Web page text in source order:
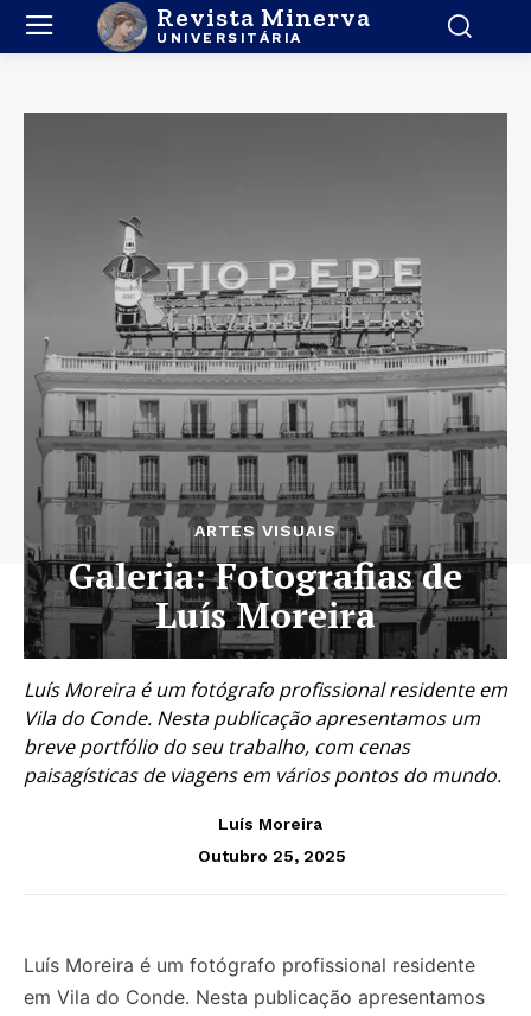
Revista Minerva
UNIVERSITÁRIA
ARTES VISUAIS
Galeria: Fotografias de
Luís Moreira
Luís Moreira é um fotógrafo profissional residente em
Vila do Conde. Nesta publicação apresentamos um
breve portfólio do seu trabalho, com cenas
paisagísticas de viagens em vários pontos do mundo.
Luís Moreira
Outubro 25, 2025
Luís Moreira é um fotógrafo profissional residente
em Vila do Conde. Nesta publicação apresentamos